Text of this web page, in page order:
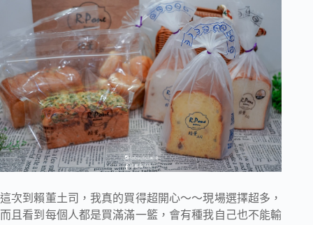
這次到賴董土司，我真的買得超開心～～現場選擇超多，
而且看到每個人都是買滿滿一籃，會有種我自己也不能輸